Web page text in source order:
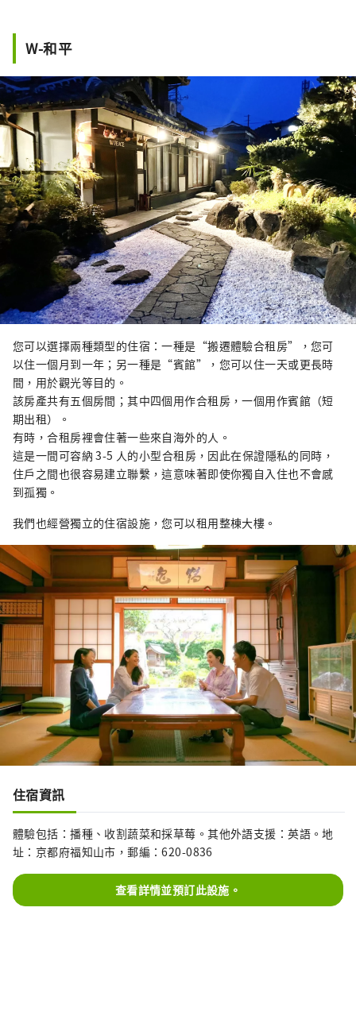
W-和平
您可以選擇兩種類型的住宿：一種是“搬遷體驗合租房”，您可
以住一個月到一年；另一種是“賓館”，您可以住一天或更長時
間，用於觀光等目的。
該房產共有五個房間；其中四個用作合租房，一個用作賓館（短
期出租）。
有時，合租房裡會住著一些來自海外的人。
這是一間可容納 3-5 人的小型合租房，因此在保證隱私的同時，
住戶之間也很容易建立聯繫，這意味著即使你獨自入住也不會感
到孤獨。
我們也經營獨立的住宿設施，您可以租用整棟大樓。
住宿資訊
體驗包括：播種、收割蔬菜和採草莓。其他外語支援：英語。地
址：京都府福知山市，郵編：620-0836
查看詳情並預訂此設施。